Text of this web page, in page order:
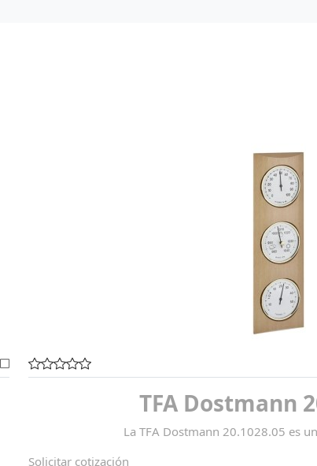
TFA Dostmann
La TFA Dostmann 20.1028.05 es
Solicitar cotización